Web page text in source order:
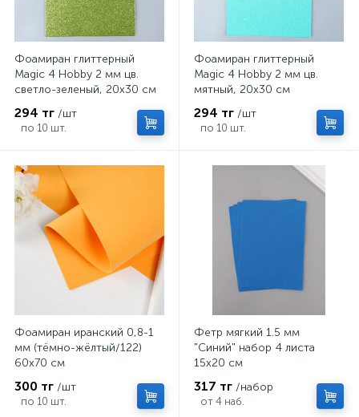
Фоамиран глиттерный
Magic 4 Hobby 2 мм цв.
светло-зеленый, 20х30 см
294 тг /шт
по 10 шт.
Фоамиран глиттерный
Magic 4 Hobby 2 мм цв.
мятный, 20х30 см
294 тг /шт
по 10 шт.
Фоамиран иранский 0,8-1
мм (тёмно-жёлтый/122)
60х70 см
300 тг /шт
по 10 шт.
Фетр мягкий 1.5 мм
"Синий" набор 4 листа
15х20 см
317 тг /набор
от 4 наб.